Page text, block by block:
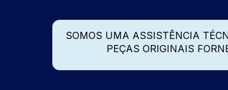
SOMOS UMA ASSISTÊNCIA
PEÇAS ORIGINAIS